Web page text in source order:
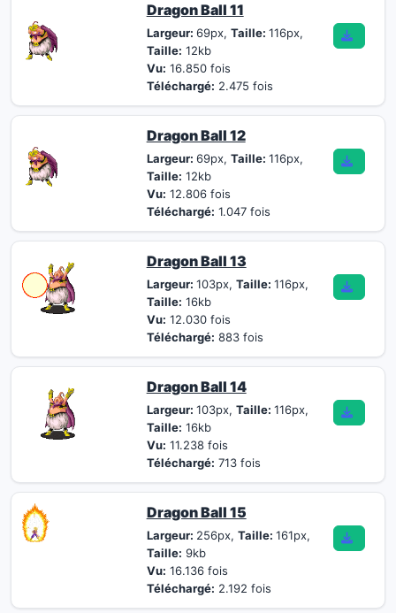
Dragon Ball 11
Largeur: 69px, Taille: 116px,
Taille: 12kb
Vu: 16.850 fois
Téléchargé: 2.475 fois
Dragon Ball 12
Largeur: 69px, Taille: 116px,
Taille: 12kb
Vu: 12.806 fois
Téléchargé: 1.047 fois
Dragon Ball 13
Largeur: 103px, Taille: 116px,
Taille: 16kb
Vu: 12.030 fois
Téléchargé: 883 fois
Dragon Ball 14
Largeur: 103px, Taille: 116px,
Taille: 16kb
Vu: 11.238 fois
Téléchargé: 713 fois
Dragon Ball 15
Largeur: 256px, Taille: 161px,
Taille: 9kb
Vu: 16.136 fois
Téléchargé: 2.192 fois